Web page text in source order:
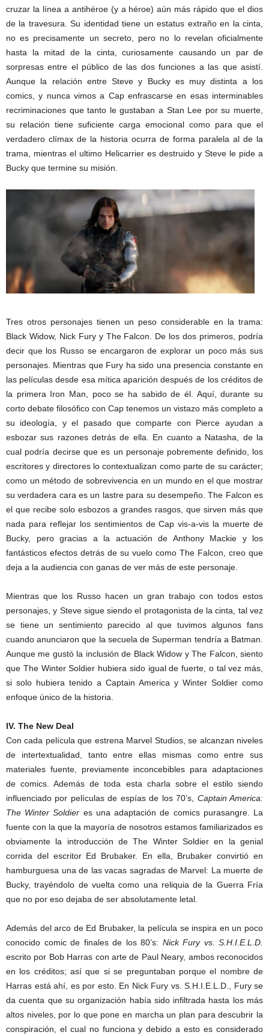
cruzar la línea a antihéroe (y a héroe) aún más rápido que el dios
de la travesura. Su identidad tiene un estatus extraño en la cinta,
no es precisamente un secreto, pero no lo revelan oficialmente
hasta la mitad de la cinta, curiosamente causando un par de
sorpresas entre el público de las dos funciones a las que asistí.
Aunque la relación entre Steve y Bucky es muy distinta a los
comics, y nunca vimos a Cap enfrascarse en esas interminables
recriminaciones que tanto le gustaban a Stan Lee por su muerte,
su relación tiene suficiente carga emocional como para que el
verdadero clímax de la historia ocurra de forma paralela al de la
trama, mientras el ultimo Helicarrier es destruido y Steve le pide a
Bucky que termine su misión.
Tres otros personajes tienen un peso considerable en la trama:
Black Widow, Nick Fury y The Falcon. De los dos primeros, podría
decir que los Russo se encargaron de explorar un poco más sus
personajes. Mientras que Fury ha sido una presencia constante en
las películas desde esa mítica aparición después de los créditos de
la primera Iron Man, poco se ha sabido de él. Aquí, durante su
corto debate filosófico con Cap tenemos un vistazo más completo a
su ideología, y el pasado que comparte con Pierce ayudan a
esbozar sus razones detrás de ella. En cuanto a Natasha, de la
cual podría decirse que es un personaje pobremente definido, los
escritores y directores lo contextualizan como parte de su carácter;
como un método de sobrevivencia en un mundo en el que mostrar
su verdadera cara es un lastre para su desempeño. The Falcon es
el que recibe solo esbozos a grandes rasgos, que sirven más que
nada para reflejar los sentimientos de Cap vis-a-vis la muerte de
Bucky, pero gracias a la actuación de Anthony Mackie y los
fantásticos efectos detrás de su vuelo como The Falcon, creo que
deja a la audiencia con ganas de ver más de este personaje.
Mientras que los Russo hacen un gran trabajo con todos estos
personajes, y Steve sigue siendo el protagonista de la cinta, tal vez
se tiene un sentimiento parecido al que tuvimos algunos fans
cuando anunciaron que la secuela de Superman tendría a Batman.
Aunque me gustó la inclusión de Black Widow y The Falcon, siento
que The Winter Soldier hubiera sido igual de fuerte, o tal vez más,
si solo hubiera tenido a Captain America y Winter Soldier como
enfoque único de la historia.
IV. The New Deal
Con cada película que estrena Marvel Studios, se alcanzan niveles
de intertextualidad, tanto entre ellas mismas como entre sus
materiales fuente, previamente inconcebibles para adaptaciones
de comics. Además de toda esta charla sobre el estilo siendo
influenciado por películas de espías de los 70’s, Captain America:
The Winter Soldier es una adaptación de comics purasangre. La
fuente con la que la mayoría de nosotros estamos familiarizados es
obviamente la introducción de The Winter Soldier en la genial
corrida del escritor Ed Brubaker. En ella, Brubaker convirtió en
hamburguesa una de las vacas sagradas de Marvel: La muerte de
Bucky, trayéndolo de vuelta como una reliquia de la Guerra Fría
que no por eso dejaba de ser absolutamente letal.
Además del arco de Ed Brubaker, la película se inspira en un poco
conocido comic de finales de los 80’s: Nick Fury vs. S.H.I.E.L.D.
escrito por Bob Harras con arte de Paul Neary, ambos reconocidos
en los créditos; así que si se preguntaban porque el nombre de
Harras está ahí, es por esto. En Nick Fury vs. S.H.I.E.L.D., Fury se
da cuenta que su organización había sido infiltrada hasta los más
altos niveles, por lo que pone en marcha un plan para descubrir la
conspiración, el cual no funciona y debido a esto es considerado